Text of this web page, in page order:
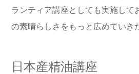
ランティア講座としても実施して
の素晴らしさをもっと広めていき
日本産精油講座